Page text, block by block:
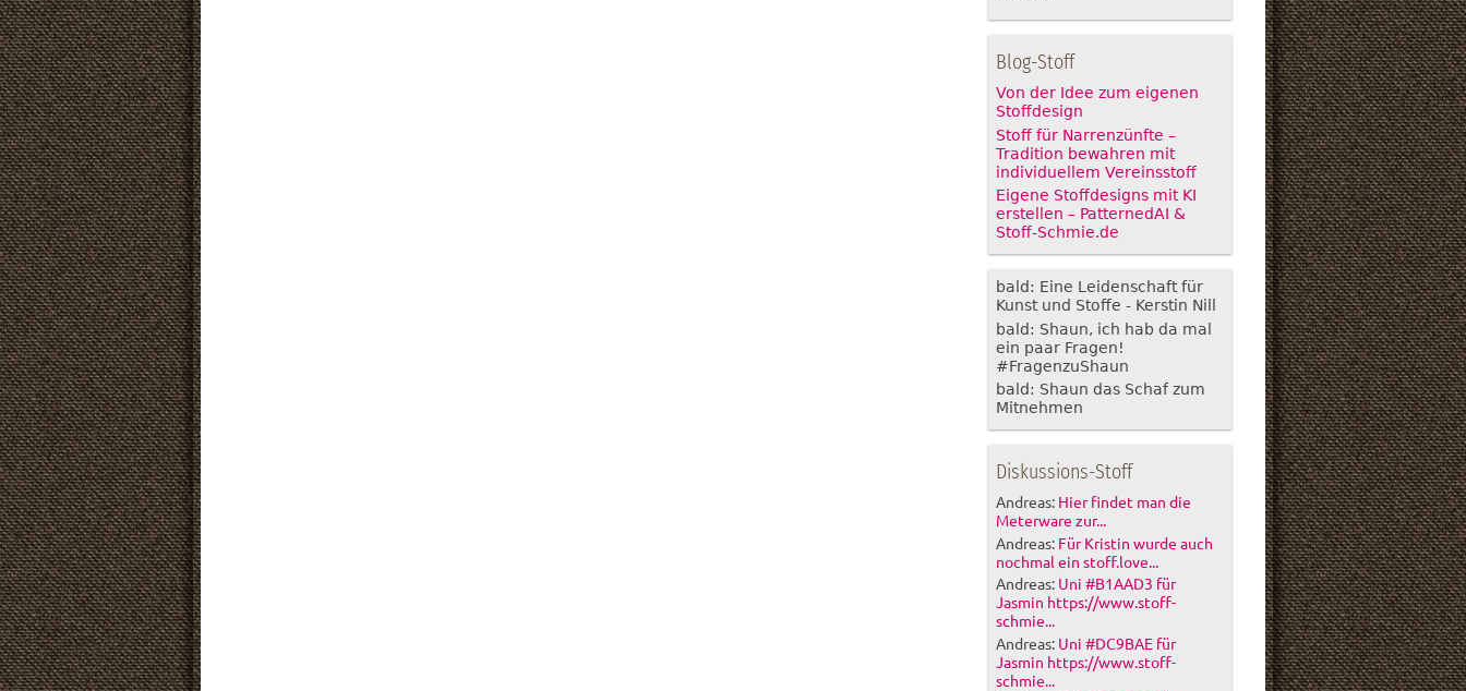
Blog-Stoff
Von der Idee zum eigenen
Stoffdesign
Stoff für Narrenzünfte –
Tradition bewahren mit
individuellem Vereinsstoff
Eigene Stoffdesigns mit KI
erstellen – PatternedAI &
Stoff-Schmie.de
bald: Eine Leidenschaft für
Kunst und Stoffe - Kerstin Nill
bald: Shaun, ich hab da mal
ein paar Fragen!
#FragenzuShaun
bald: Shaun das Schaf zum
Mitnehmen
Diskussions-Stoff
Andreas: Hier findet man die
Meterware zur...
Andreas: Für Kristin wurde auch
nochmal ein stoff.love...
Andreas: Uni #B1AAD3 für
Jasmin https://www.stoff-
schmie...
Andreas: Uni #DC9BAE für
Jasmin https://www.stoff-
schmie...